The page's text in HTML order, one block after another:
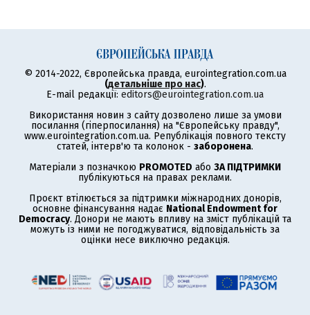
© 2014-2022, Європейська правда, eurointegration.com.ua
(детальніше про нас).
E-mail редакції: editors@eurointegration.com.ua
Використання новин з сайту дозволено лише за умови
посилання (гіперпосилання) на "Європейську правду",
www.eurointegration.com.ua. Републікація повного тексту
статей, інтерв'ю та колонок - заборонена.
Матеріали з позначкою PROMOTED або ЗА ПІДТРИМКИ
публікуються на правах реклами.
Проєкт втілюється за підтримки міжнародних донорів,
основне фінансування надає National Endowment for
Democracy. Донори не мають впливу на зміст публікацій та
можуть із ними не погоджуватися, відповідальність за
оцінки несе виключно редакція.